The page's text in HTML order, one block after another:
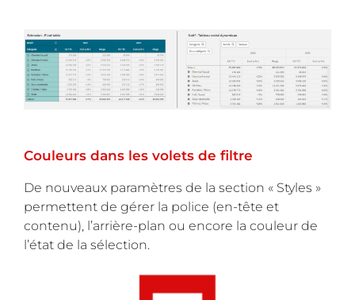
Couleurs dans les volets de filtre
De nouveaux paramètres de la section « Styles »
permettent de gérer la police (en-tête et
contenu), l’arrière-plan ou encore la couleur de
l’état de la sélection.